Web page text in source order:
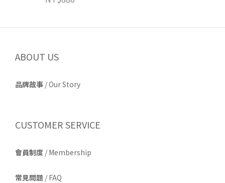
ABOUT US
品牌故事 /Our Story
CUSTOMER SERVICE
會員制度 / Membership
常見問題 / FAQ